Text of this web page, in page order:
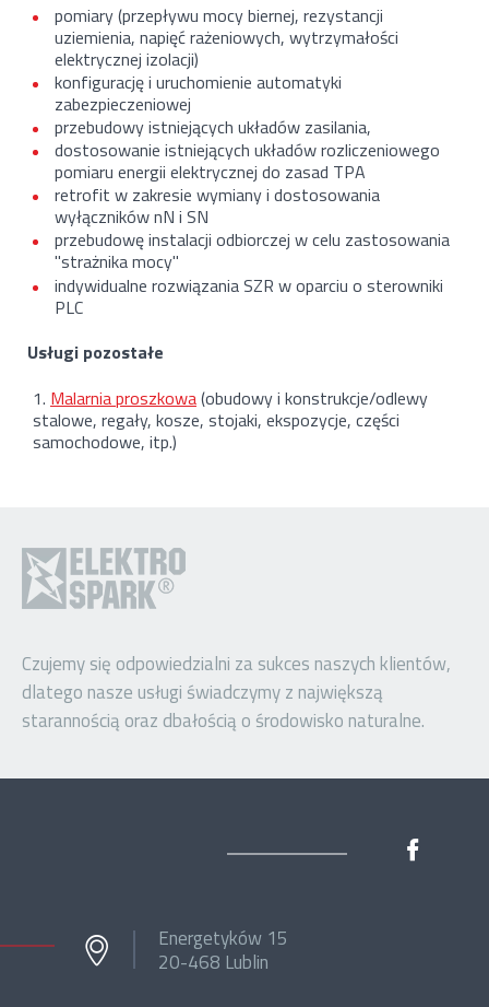
pomiary (przepływu mocy biernej, rezystancji
uziemienia, napięć rażeniowych, wytrzymałości
elektrycznej izolacji)
konfigurację i uruchomienie automatyki
zabezpieczeniowej
przebudowy istniejących układów zasilania,
dostosowanie istniejących układów rozliczeniowego
pomiaru energii elektrycznej do zasad TPA
retrofit w zakresie wymiany i dostosowania
wyłączników nN i SN
przebudowę instalacji odbiorczej w celu zastosowania
"strażnika mocy"
indywidualne rozwiązania SZR w oparciu o sterowniki
PLC
Usługi pozostałe
Malarnia proszkowa(obudowy i konstrukcje/odlewy
stalowe, regały, kosze, stojaki, ekspozycje, części
samochodowe, itp.)
Czujemy się odpowiedzialni za sukces naszych klientów,
dlatego nasze usługi świadczymy z największą
starannością oraz dbałością o środowisko naturalne.
Energetyków 15
20-468 Lublin